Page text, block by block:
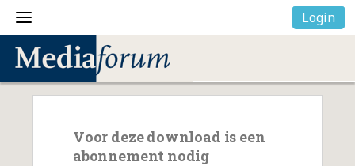
Login
Voor deze download is een
abonnement nodig